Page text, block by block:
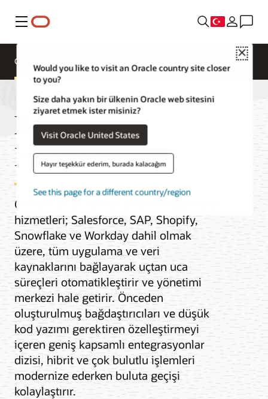
Menü
Close
Would you like to visit an Oracle country site closer
to you?
Size daha yakın bir ülkenin Oracle web sitesini
ziyaret etmek ister misiniz?
Visit Oracle United States
Hayır teşekkür ederim, burada kalacağım
See this page for a different country/region
Genel Bakış
Entegrasyon
Hizmetleri
Oracle Cloud Infrastructure entegrasyon
hizmetleri; Salesforce, SAP, Shopify,
Snowflake ve Workday dahil olmak
üzere, tüm uygulama ve veri
kaynaklarını bağlayarak uçtan uca
süreçleri otomatikleştirir ve yönetimi
merkezi hale getirir. Önceden
oluşturulmuş bağdaştırıcıları ve düşük
kod yazımı gerektiren özelleştirmeyi
içeren geniş kapsamlı entegrasyonlar
dizisi, hibrit ve çok bulutlu işlemleri
modernize ederken buluta geçişi
kolaylaştırır.